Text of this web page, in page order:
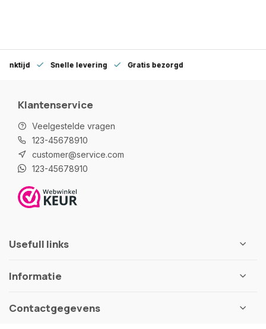
Snelle levering Gratis bezorgd
Klantenservice
Veelgestelde vragen
123-45678910
customer@service.com
123-45678910
Usefull links
Informatie
Contactgegevens